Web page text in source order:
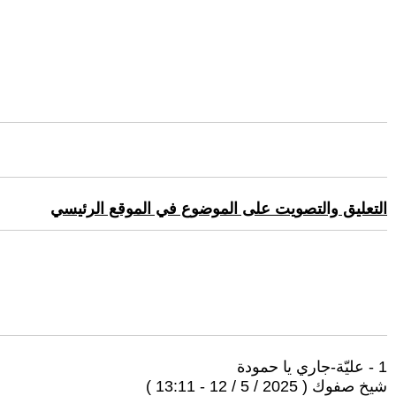
التعليق والتصويت على الموضوع في الموقع الرئيسي
1 - عليّة-جاري يا حمودة
شيخ صفوك ( 2025 / 5 / 12 - 13:11 )